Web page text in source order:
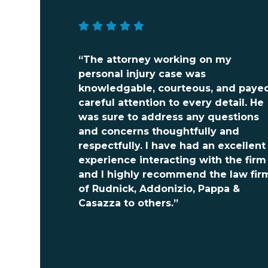
“The attorney working on my
personal injury case was
knowledgable, courteous, and
careful attention to every detail. He
was sure to address any questions
and concerns thoughtfully and
respectfully. I have had an excellent
experience interacting with the firm
and I highly recommend the law
of Rudnick, Addonizio, Pappa &
Casazza to others.”